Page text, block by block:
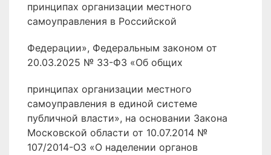
принципах организации местного
самоуправления в Российской
Федерации», Федеральным законом от
20.03.2025 № 33-ФЗ «Об общих
принципах организации местного
самоуправления в единой системе
публичной власти», на основании Закона
Московской области от 10.07.2014 №
107/2014-ОЗ «О наделении органов